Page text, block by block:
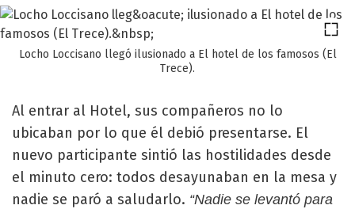
Locho Loccisano llegó ilusionado a El hotel de los famosos (El
Trece).
Al entrar al Hotel, sus compañeros no lo
ubicaban por lo que él debió presentarse. El
nuevo participante sintió las hostilidades desde
el minuto cero: todos desayunaban en la mesa y
nadie se paró a saludarlo. “Nadie se levantó para